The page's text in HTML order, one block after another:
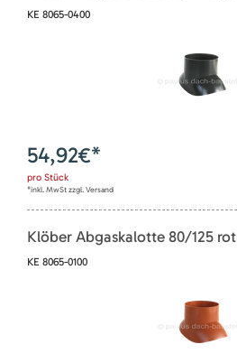
KE 8065-0400
54,92€*
pro Stück
*inkl. MwSt zzgl. Versand
Klöber Abgaskalotte 80/125 rot
KE 8065-0100